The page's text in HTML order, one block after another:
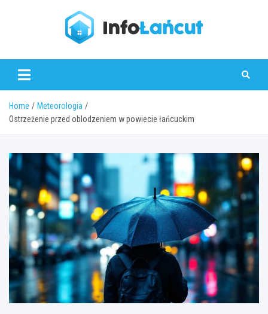
infolancut.pl
Home
Meteorologia
Ostrzeżenie przed oblodzeniem w powiecie łańcuckim